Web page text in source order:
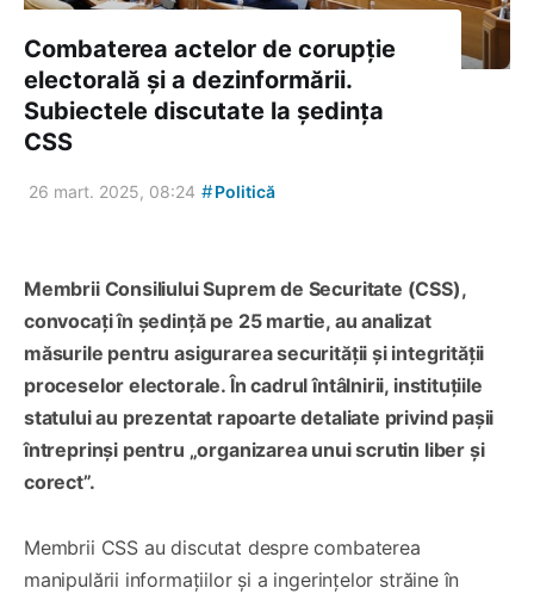
Combaterea actelor de corupție
electorală și a dezinformării.
Subiectele discutate la ședința
CSS
26 mart. 2025, 08:24 #Politică
Membrii Consiliului Suprem de Securitate (CSS),
convocați în ședință pe 25 martie, au analizat
măsurile pentru asigurarea securității și integrității
proceselor electorale. În cadrul întâlnirii, instituțiile
statului au prezentat rapoarte detaliate privind pașii
întreprinși pentru „organizarea unui scrutin liber și
corect”.
Membrii CSS au discutat despre combaterea
manipulării informațiilor și a ingerințelor străine în